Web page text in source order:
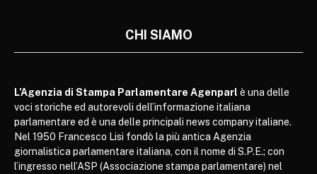
CHI SIAMO
L’Agenzia di Stampa Parlamentare Agenparl è una delle
voci storiche ed autorevoli dell’informazione italiana
parlamentare ed è una delle principali news company italiane.
Nel 1950 Francesco Lisi fondò la più antica Agenzia
giornalistica parlamentare italiana, con il nome di S.P.E.; con
l’ingresso nell’ASP (Associazione stampa parlamentare) nel